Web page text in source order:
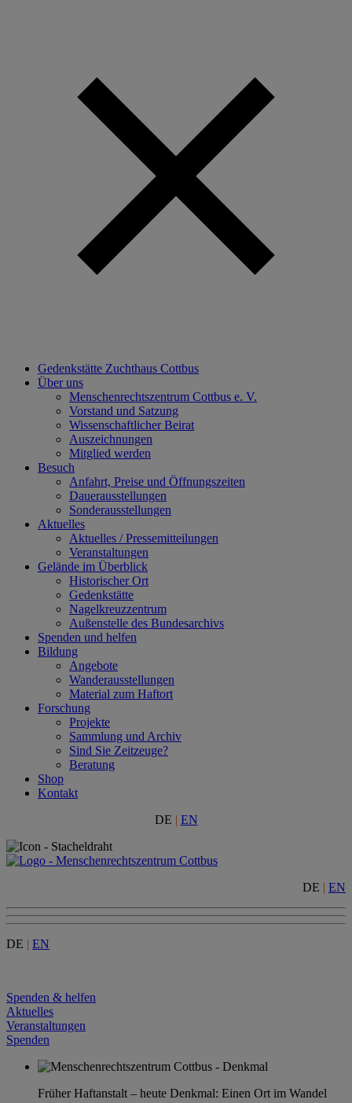
Gedenkstätte Zuchthaus Cottbus
Über uns
Menschenrechtszentrum Cottbus e. V.
Vorstand und Satzung
Wissenschaftlicher Beirat
Auszeichnungen
Mitglied werden
Besuch
Anfahrt, Preise und Öffnungszeiten
Dauerausstellungen
Sonderausstellungen
Aktuelles
Aktuelles / Pressemitteilungen
Veranstaltungen
Gelände im Überblick
Historischer Ort
Gedenkstätte
Nagelkreuzzentrum
Außenstelle des Bundesarchivs
Spenden und helfen
Bildung
Angebote
Wanderausstellungen
Material zum Haftort
Forschung
Projekte
Sammlung und Archiv
Sind Sie Zeitzeuge?
Beratung
Shop
Kontakt
DE | EN
DE | EN
DE | EN
Spenden & helfen
Aktuelles
Veranstaltungen
Spenden
Früher Haftanstalt – heute Denkmal: Einen Ort im Wandel